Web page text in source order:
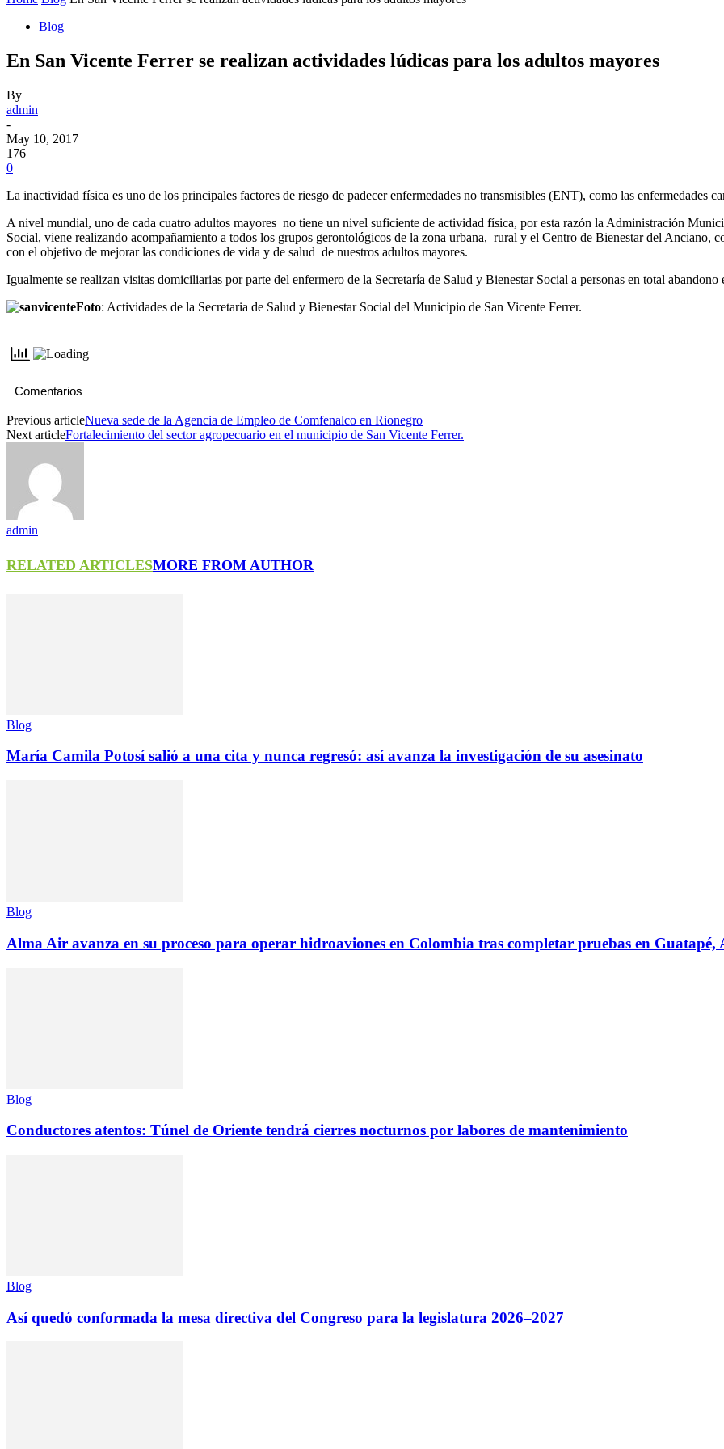
Blog
En San Vicente Ferrer se realizan actividades lúdicas para los adultos mayores
By
admin
-
May 10, 2017
176
0
La inactividad física es uno de los principales factores de riesgo de padecer enfermedades no transmisibles (ENT), como las enfermedades
A nivel mundial, uno de cada cuatro adultos mayores no tiene un nivel suficiente de actividad física, por esta razón la Administración
Social, viene realizando acompañamiento a todos los grupos gerontológicos de la zona urbana, rural y el Centro de Bienestar del Anciano,
con el objetivo de mejorar las condiciones de vida y de salud de nuestros adultos mayores.
Igualmente se realizan visitas domiciliarias por parte del enfermero de la Secretaría de Salud y Bienestar Social a personas en total abandono
Foto: Actividades de la Secretaria de Salud y Bienestar Social del Municipio de San Vicente Ferrer.
Comentarios
Previous articleNueva sede de la Agencia de Empleo de Comfenalco en Rionegro
Next articleFortalecimiento del sector agropecuario en el municipio de San Vicente Ferrer.
admin
RELATED ARTICLESMORE FROM AUTHOR
Blog
María Camila Potosí salió a una cita y nunca regresó: así avanza la investigación de su asesinato
Blog
Alma Air avanza en su proceso para operar hidroaviones en Colombia tras completar pruebas en Guatapé,
Blog
Conductores atentos: Túnel de Oriente tendrá cierres nocturnos por labores de mantenimiento
Blog
Así quedó conformada la mesa directiva del Congreso para la legislatura 2026–2027